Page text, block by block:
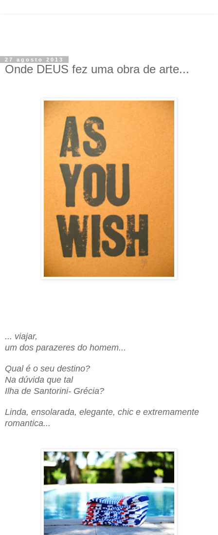
27 agosto 2013
Onde DEUS fez uma obra de arte...
... viajar,
um dos parazeres do homem...
Qual é o seu destino?
Na dúvida que tal
Ilha de Santorini- Grécia?
Linda, ensolarada, elegante, chic e extremamente
romantica...